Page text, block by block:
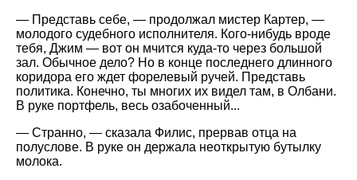
— Представь себе, — продолжал мистер Картер, —
молодого судебного исполнителя. Кого-нибудь вроде
тебя, Джим — вот он мчится куда-то через большой
зал. Обычное дело? Но в конце последнего длинного
коридора его ждет форелевый ручей. Представь
политика. Конечно, ты многих их видел там, в Олбани.
В руке портфель, весь озабоченный...
— Странно, — сказала Филис, прервав отца на
полуслове. В руке он держала неоткрытую бутылку
молока.